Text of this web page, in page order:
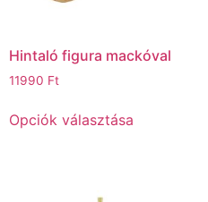
Hintaló figura mackóval
11990 Ft
Opciók választása